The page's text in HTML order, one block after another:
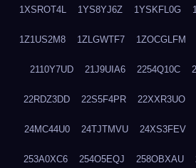
1XSROT4L 1YS8YJ6Z 1YSKFL0G
1Z1US2M8 1ZLGWTF7 1ZOCGLFM
2110Y7UD 21J9UIA6 2254Q10C
22RDZ3DD 22S5F4PR 22XXR3UO
24MC44U0 24TJTMVU 24XS3FEV
253A0XC6 254O5EQJ 258OBXAU